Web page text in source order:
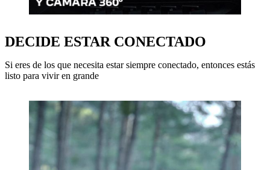
DECIDE ESTAR CONECTADO
Si eres de los que necesita estar siempre conectado, entonces estás
listo para vivir en grande